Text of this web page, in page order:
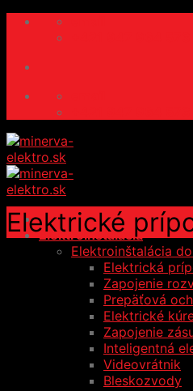
Skip
Domov
Elektroinštalácia
Elektroinštalácia
Elektrická
Zapojenie
Prepäťová
Elektrické
Zapojenie
Inteligentná
Videovrátnik
Bleskozvody
Elektrické